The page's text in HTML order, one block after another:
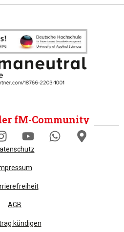
fM-Community
AGB
kündigen